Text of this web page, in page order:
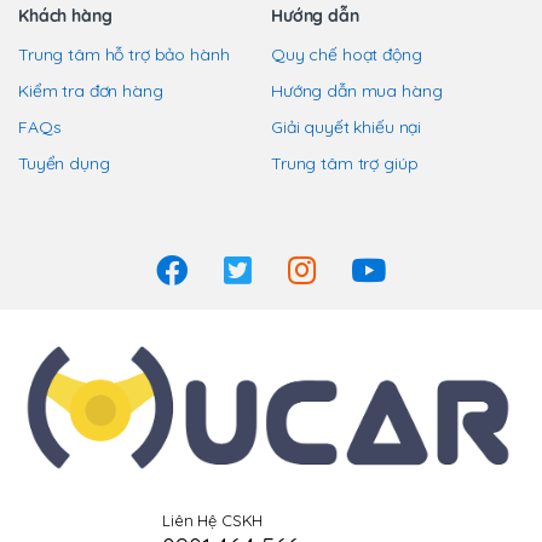
chọn
thể
được
chọn
trang
Khách hàng
Trung tâm hỗ trợ bảo hành
Kiểm tra đơn hàng
FAQs
Tuyển dụng
Hướng dẫn
Quy chế hoạt động
Hướng dẫn mua hàng
Giải quyết khiếu nại
Trung tâm trợ giúp
Liên Hệ CSKH